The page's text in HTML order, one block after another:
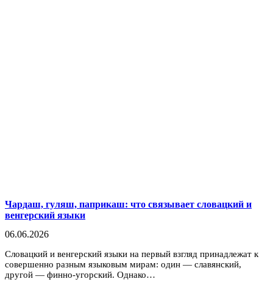
Чардаш, гуляш, паприкаш: что связывает словацкий и
венгерский языки
06.06.2026
Словацкий и венгерский языки на первый взгляд принадлежат к
совершенно разным языковым мирам: один — славянский,
другой — финно-угорский. Однако…